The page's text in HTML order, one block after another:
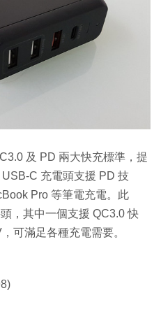
及 PD 兩大快充標準，提
C 充電頭支援 PD 技
Pro 等筆電充電。此
，其中一個支援 QC3.0 快
可滿足各種充電需要。